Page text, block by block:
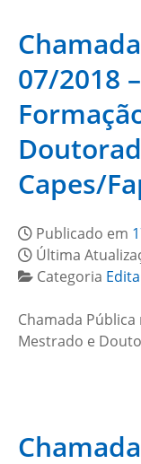
07/2018
Capes/
Publicado em
Última
Categoria
Chamada Pública
Mestrado e